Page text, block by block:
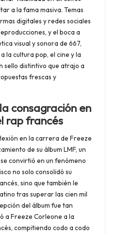
a la fama masiva. Temas
digitales y redes sociales
y el boca a
visual y sonora de 667,
la cultura pop, el cine y la
sello distintivo que atrajo a
frescas y
consagración en
rap francés
en la carrera de Freeze
de su álbum LMF, un
convirtió en un fenómeno
no solo consolidó su
sino que también le
tras superar las cien mil
del álbum fue tan
a Freeze Corleone a la
compitiendo codo a codo